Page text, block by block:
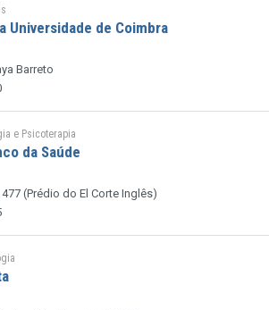
Universidade de Coimbra
Barreto
e Psicoterapia
da Saúde
(Prédio do El Corte Inglês)